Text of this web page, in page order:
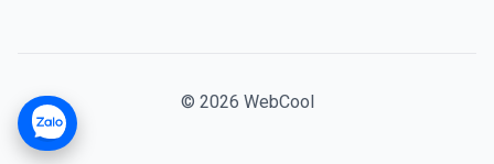
© 2026 WebCool